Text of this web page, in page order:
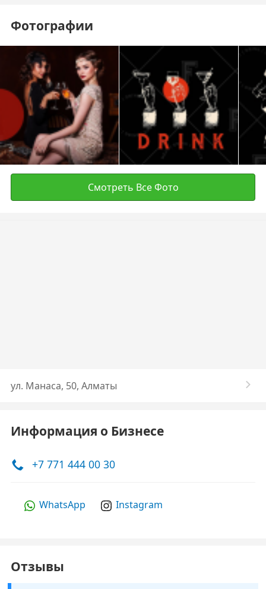
Фотографии
Смотреть Все Фото
ул. Манаса, 50, Алматы
Информация о Бизнесе
+7 771 444 00 30
WhatsApp Instagram
Отзывы